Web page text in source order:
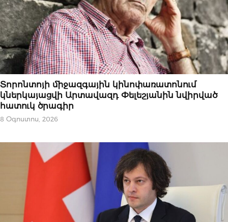
ԱԶԳԱՅԻՆ
Տորոնտոյի միջազգային կինոփառատոնում
կներկայացվի Արտավազդ Փելեշյանին նվիրված
հատուկ ծրագիր
8 Օգոստոս, 2026